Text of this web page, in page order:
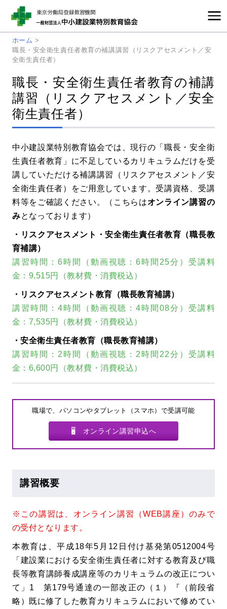
ホーム >
職長・安全衛生責任者教育の補講講習（リスクアセスメント／安
全衛生責任者）
職長・安全衛生責任者教育の補講
講習（リスクアセスメント／安全
衛生責任者）
中小建設業特別教育協会では、現行の「職長・安全衛
生責任者教育」に不足しているカリキュラムだけを受
講していただける補講講習（リスクアセスメント／安
全衛生責任者）をご用意しています。受講資格、受講
料等をご確認ください。（こちらはオンライン講習の
みとなっております）
・リスクアセスメント・安全衛生責任者教育（職長教
育補講）
講習時間：6時間（動画視聴：6時間25分）受講料
金：9,515円（教材費・消費税込）
・リスクアセスメント教育（職長教育補講）
講習時間：4時間（動画視聴：4時間08分）受講料
金：7,535円（教材費・消費税込）
・安全衛生責任者教育（職長教育補講）
講習時間：2時間（動画視聴：2時間22分）受講料
金：6,600円（教材費・消費税込）
職場で、パソコンやタブレット（スマホ）で受講可能
🖥 オンライン講習申込へ
講習概要
※この講習は、オンライン講習（WEB講座）のみで
の受付となります。
本教育は、平成18年5月12日付け基発第0512004号
「建設業における安全衛生責任者に対する教育及び職
長等教育講師養成講座等のカリキュラムの改正につい
て」1 第179号通達の一部改正の（１）『（前段省
略）既に修了した教育カリキュラムにおいて修めてい